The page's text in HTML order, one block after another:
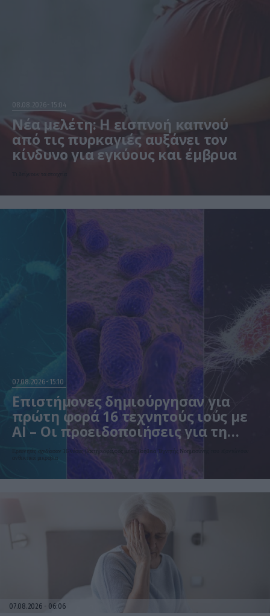
08.08.2026 15:04
Νέα μελέτη: Η εισπνοή καπνού
από τις πυρκαγιές αυξάνει τον
κίνδυνο για εγκύους και έμβρυα
07.08.2026 15:10
Επιστήμονες δημιούργησαν για
πρώτη φορά 16 τεχνητούς ιούς με
AI – Οι προειδοποιήσεις για τη
βιοασφάλεια
Ερευνητές σχεδίασαν 16 νέους βακτηριοφάγους με τη βοήθεια Τεχνητής Νοημοσύνης που εξοντώνουν
ανθεκτικά μικρόβια
07.08.2026 06:06